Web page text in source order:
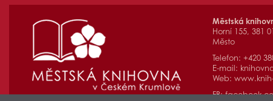
Městská
Horní 155, 381
Město
Telefon: +420
E-mail:
Web:
FB: